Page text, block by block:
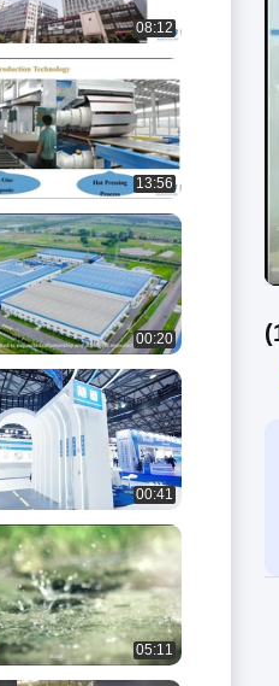
08:12
13:56
00:20
00:41
05:11